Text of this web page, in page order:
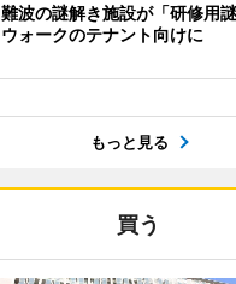
難波の謎解き施設が「研修用
ウォークのテナント向けに
もっと見る
買う